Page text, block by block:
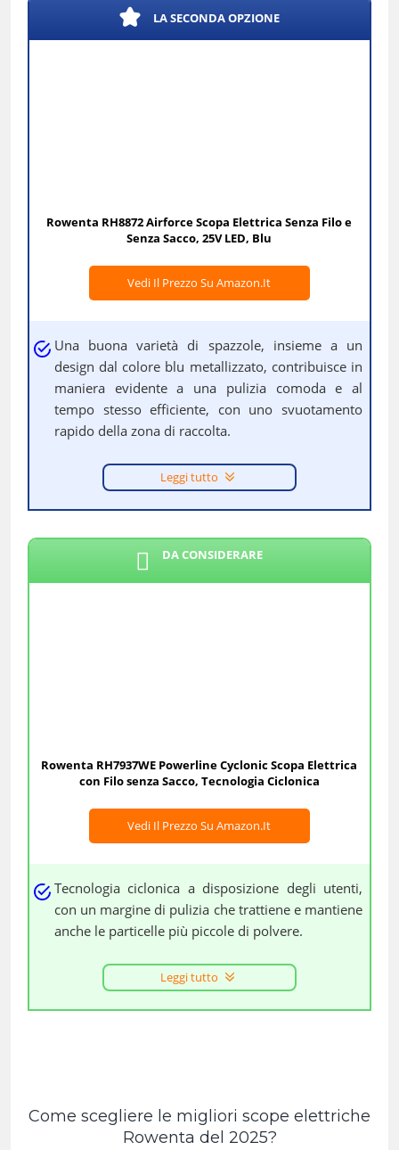
LA SECONDA OPZIONE
Rowenta RH8872 Airforce Scopa Elettrica Senza Filo e
Senza Sacco, 25V LED, Blu
Vedi Il Prezzo Su Amazon.it
Una buona varietà di spazzole, insieme a un
design dal colore blu metallizzato, contribuisce in
maniera evidente a una pulizia comoda e al
tempo stesso efficiente, con uno svuotamento
rapido della zona di raccolta.
Leggi tutto
DA CONSIDERARE
Rowenta RH7937WE Powerline Cyclonic Scopa Elettrica
con Filo senza Sacco, Tecnologia Ciclonica
Vedi Il Prezzo Su Amazon.it
Tecnologia ciclonica a disposizione degli utenti,
con un margine di pulizia che trattiene e mantiene
anche le particelle più piccole di polvere.
Leggi tutto
Come scegliere le migliori scope elettriche
Rowenta del 2025?